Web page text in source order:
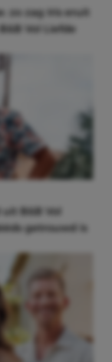
zo zag Iris eruit
Vol Liefde
B&B Vol
getrouwd is